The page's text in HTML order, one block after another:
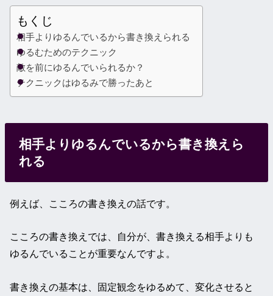
もくじ
相手よりゆるんでいるから書き換えられる
ゆるむためのテクニック
敵を前にゆるんでいられるか？
テクニックはゆるみで勝ったあと
相手よりゆるんでいるから書き換えら
れる
例えば、こころの書き換えの話です。
こころの書き換えでは、自分が、書き換える相手よりも
ゆるんでいることが重要なんですよ。
書き換えの基本は、固定観念をゆるめて、変化させると